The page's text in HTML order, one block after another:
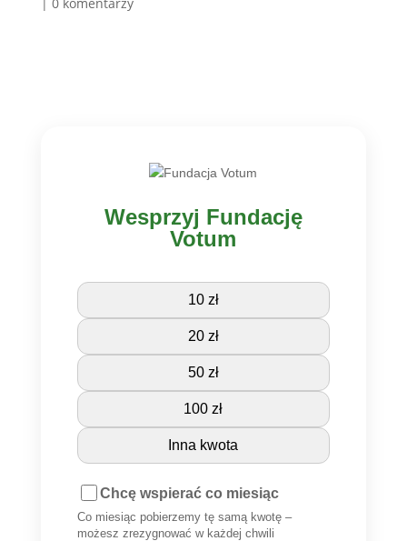
Wesprzyj Fundację
Votum
10 zł
20 zł
50 zł
100 zł
Inna kwota
Chcę wspierać co miesiąc
Co miesiąc pobierzemy tę samą kwotę –
możesz zrezygnować w każdej chwili